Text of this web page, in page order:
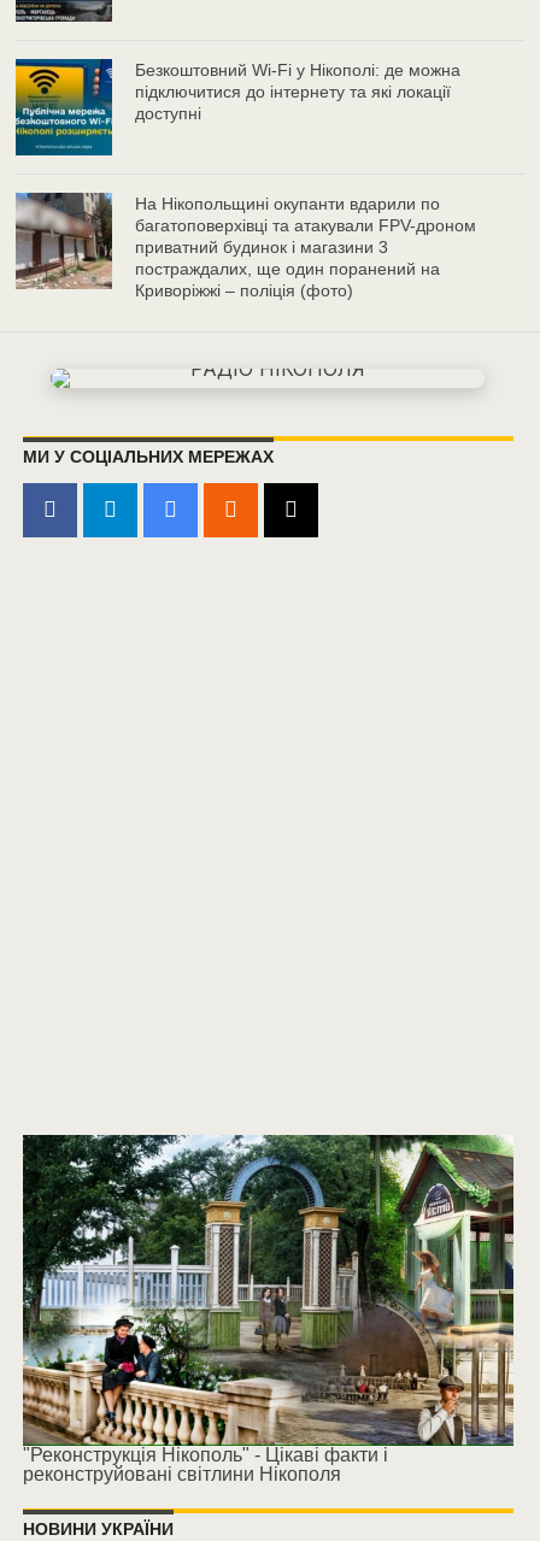
Безкоштовний Wi-Fi у Нікополі: де можна
підключитися до інтернету та які локації
доступні
На Нікопольщині окупанти вдарили по
багатоповерхівці та атакували FPV-дроном
приватний будинок і магазини 3
постраждалих, ще один поранений на
Криворіжжі – поліція (фото)
МИ У СОЦІАЛЬНИХ МЕРЕЖАХ
"Реконструкція Нікополь" - Цікаві факти і
реконструйовані світлини Нікополя
НОВИНИ УКРАЇНИ